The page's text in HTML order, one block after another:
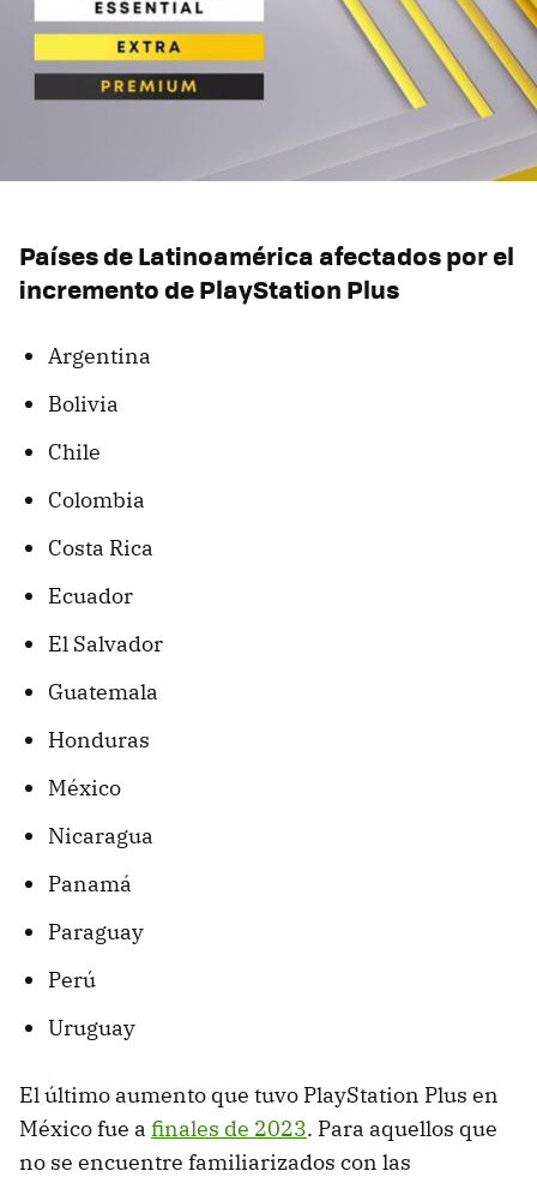
Países de Latinoamérica afectados por el
incremento de PlayStation Plus
Argentina
Bolivia
Chile
Colombia
Costa Rica
Ecuador
El Salvador
Guatemala
Honduras
México
Nicaragua
Panamá
Paraguay
Perú
Uruguay
El último aumento que tuvo PlayStation Plus en
México fue a finales de 2023. Para aquellos que
no se encuentre familiarizados con las